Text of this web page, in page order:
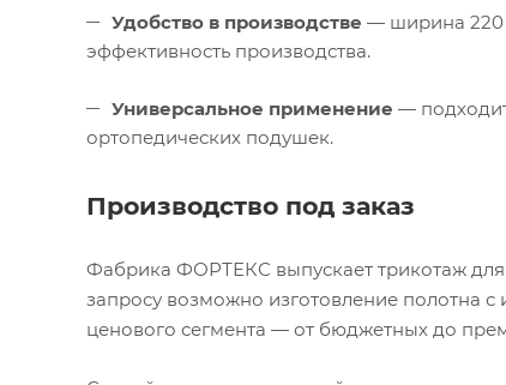
Удобство в производстве — ширина 220
эффективность производства.
Универсальное применение —
ортопедических подушек.
Производство под заказ
Фабрика ФОРТЕКС выпускает трикотаж
запросу возможно изготовление полотна
ценового сегмента — от бюджетных до